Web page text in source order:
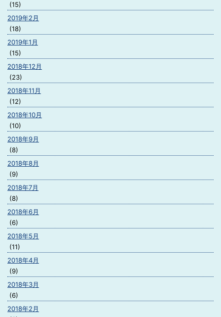
(15)
2019年2月
(18)
2019年1月
(15)
2018年12月
(23)
2018年11月
(12)
2018年10月
(10)
2018年9月
(8)
2018年8月
(9)
2018年7月
(8)
2018年6月
(6)
2018年5月
(11)
2018年4月
(9)
2018年3月
(6)
2018年2月